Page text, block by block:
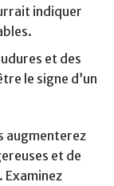
indiquer
et des
le signe d’un
augmenterez
et de
Examinez